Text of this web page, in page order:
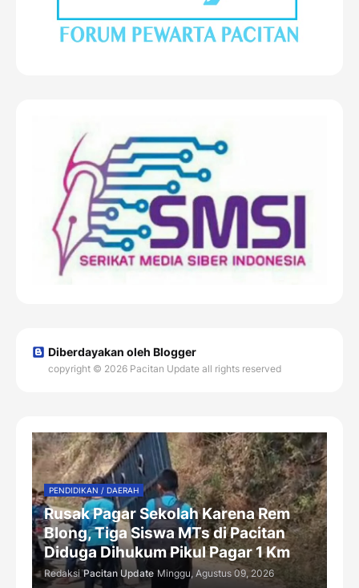
Diberdayakan oleh Blogger
copyright © 2026 Pacitan Update all rights reserved
PENDIDIKAN / DAERAH
Rusak Pagar Sekolah Karena Rem
Blong, Tiga Siswa MTs di Pacitan
Diduga Dihukum Pikul Pagar 1 Km
Redaksi Pacitan Update Minggu, Agustus 09, 2026